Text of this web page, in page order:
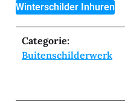
Winterschilder Inhuren
Categorie:
Buitenschilderwerk